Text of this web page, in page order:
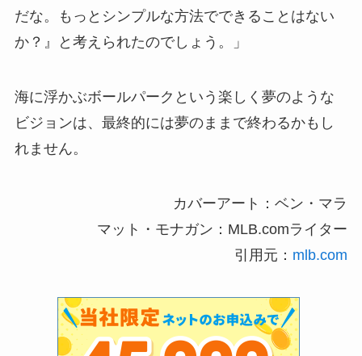
だな。もっとシンプルな方法でできることはない
か？』と考えられたのでしょう。」
海に浮かぶボールパークという楽しく夢のような
ビジョンは、最終的には夢のままで終わるかもし
れません。
カバーアート：ベン・マラ
マット・モナガン：MLB.comライター
引用元： mlb.com